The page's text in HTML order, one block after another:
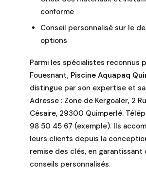
conforme
Conseil personnalisé sur le
options
Parmi les spécialistes reconnus
Fouesnant, Piscine Aquapaq
distingue par son expertise et
Adresse : Zone de Kergoaler, 2
Césaire, 29300 Quimperlé.
98 50 45 67 (exemple). Ils
leurs clients depuis la
remise des clés, en
conseils personnalisés.